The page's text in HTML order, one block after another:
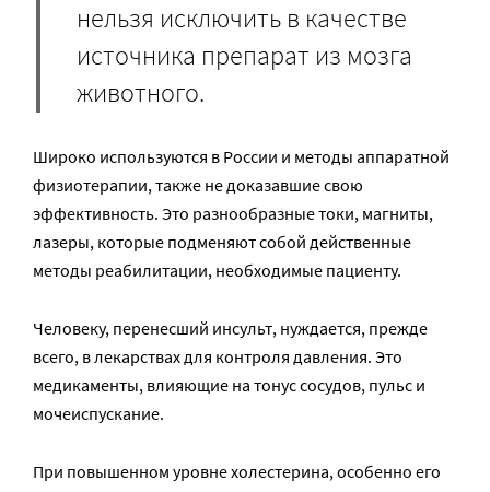
нельзя исключить в качестве
источника препарат из мозга
животного.
Широко используются в России и методы аппаратной
физиотерапии, также не доказавшие свою
эффективность. Это разнообразные токи, магниты,
лазеры, которые подменяют собой действенные
методы реабилитации, необходимые пациенту.
Человеку, перенесший инсульт, нуждается, прежде
всего, в лекарствах для контроля давления. Это
медикаменты, влияющие на тонус сосудов, пульс и
мочеиспускание.
При повышенном уровне холестерина, особенно его